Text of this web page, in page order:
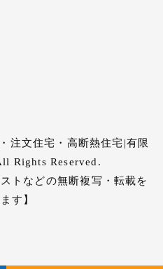
注文住宅・高断熱住宅|有限
Rights Reserved.
トなどの無断複写・転載を
す】